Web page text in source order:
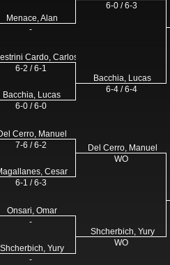
Menace, Alan
-
Cardo, Carlos Jose
6-2 / 6-1
Bacchia, Lucas
6-0 / 6-0
Cerro, Manuel
7-6 / 6-2
Cesar
6-1 / 6-3
Onsari, Omar
-
Shcherbich, Yury
-
6-0 / 6-3
Bacchia, Lucas
6-4 / 6-4
Del Cerro, Manuel
WO
Shcherbich, Yury
WO